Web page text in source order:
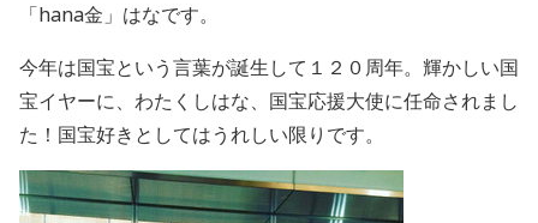
「hana金」はなです。
今年は国宝という言葉が誕生して１２０周年。輝かしい国
宝イヤーに、わたくしはな、国宝応援大使に任命されまし
た！国宝好きとしてはうれしい限りです。